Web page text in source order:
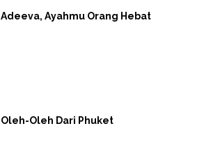
Adeeva, Ayahmu Orang Hebat
Oleh-Oleh Dari Phuket